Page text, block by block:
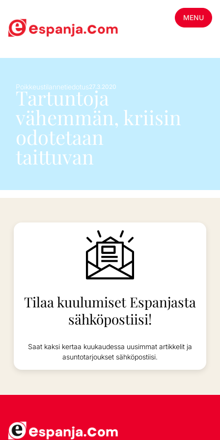
MENU
Poikkeustilannetiedotus27.3.2020
Tartuntoja
vähemmän, kriisin
odotetaan
taittuvan
Tilaa kuulumiset Espanjasta
sähköpostiisi!
Saat kaksi kertaa kuukaudessa uusimmat artikkelit ja
asuntotarjoukset sähköpostiisi.